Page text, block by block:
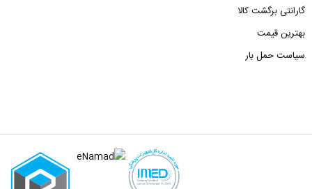
گارانتی برگشت کالا
بهترین قیمت
سیاست حمل بار